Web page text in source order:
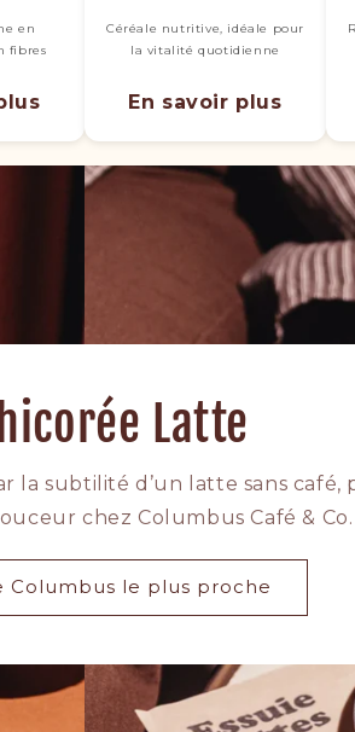
en
fibres
Céréale nutritive, idéale pour
la vitalité quotidienne
En savoir plus
Latte
la subtilité d’un latte sans café,
chez Columbus Café & Co.
Columbus le plus proche